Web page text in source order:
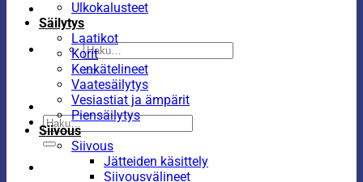
Etsi:
Etsi:
Ulkokalusteet
Säilytys
Laatikot
Korit
Kenkätelineet
Vaatesäilytys
Vesiastiat ja ämpärit
Piensäilytys
Siivous
Siivous
Jätteiden käsittely
Siivousvälineet